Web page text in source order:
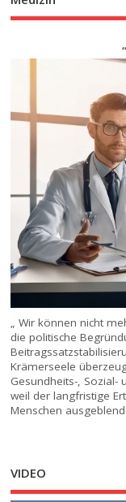
„ Wir können nicht
die politische
Krämerseele
Gesundheits-, Sozial-
weil der langfristige
Menschen
VIDEO